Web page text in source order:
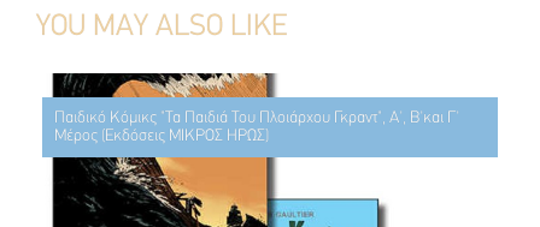
YOU MAY ALSO LIKE
Παιδικό Κόμικς "Τα Παιδιά Του Πλοιάρχου Γκραντ", Α', Β'και Γ'
Μέρος (Εκδόσεις ΜΙΚΡΟΣ ΗΡΩΣ)